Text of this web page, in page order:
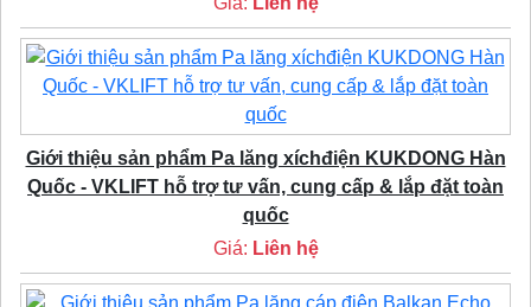
Giới thiệu sản phẩm Pa lăng xíchđiện KUKDONG Hàn
Quốc - VKLIFT hỗ trợ tư vấn, cung cấp & lắp đặt toàn
quốc
Giá: Liên hệ